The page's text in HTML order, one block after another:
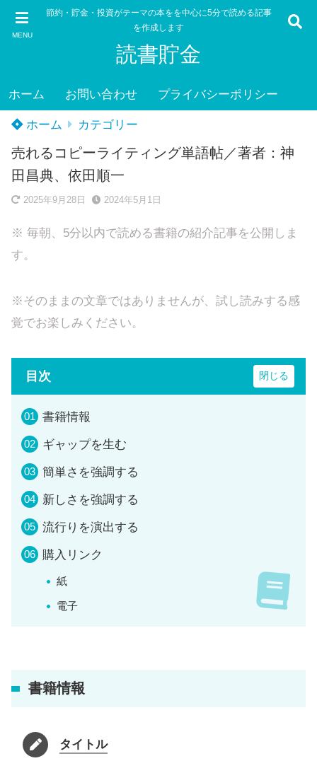
MENU
節約・貯金・投資がテーマの本をを中心に5分で読める記事
を作成します
読書貯金
ホーム お問い合わせ プライバシーポリシー
ホーム カテゴリー
売れるコピーライティング単語帖／著者：神
田昌典、依田順一
2025年9月28日 2024年5月1日
※ 毎朝、5分以内で読める書籍の紹介記事を公開しま
す。
※そのままの文章ではありませんが、試し読みする感
覚でお楽しみください。
目次
書籍情報
ギャップを生む
簡単さを強調する
新しさを強調する
流行りを演出する
購入リンク
紙
電子
書籍情報
タイトル